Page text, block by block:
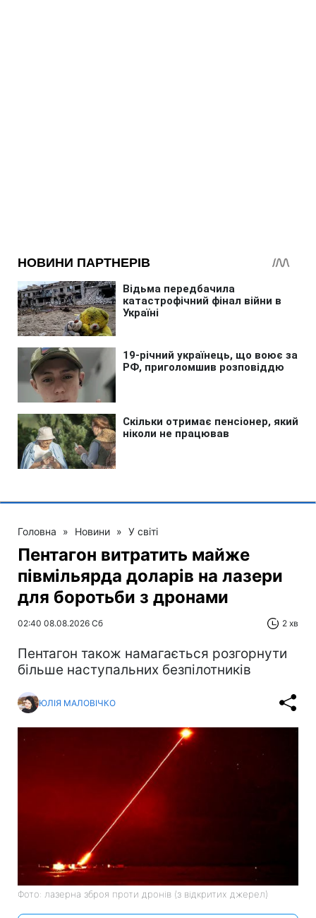
Головна » Новини » У світі
Пентагон витратить майже
півмільярда доларів на лазери
для боротьби з дронами
02:40 08.08.2026 Сб 2 хв
Пентагон також намагається розгорнути
більше наступальних безпілотників
ЮЛІЯ МАЛОВІЧКО
Фото: лазерна зброя проти дронів (з відкритих джерел)